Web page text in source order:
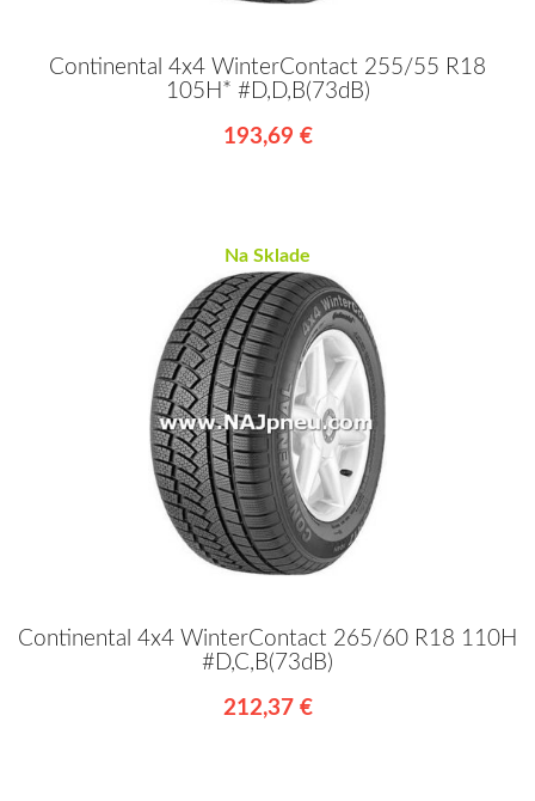
Continental 4x4 WinterContact 255/55 R18
105H* #D,D,B(73dB)
193,69 €
Na Sklade
Continental 4x4 WinterContact 265/60 R18 110H
#D,C,B(73dB)
212,37 €